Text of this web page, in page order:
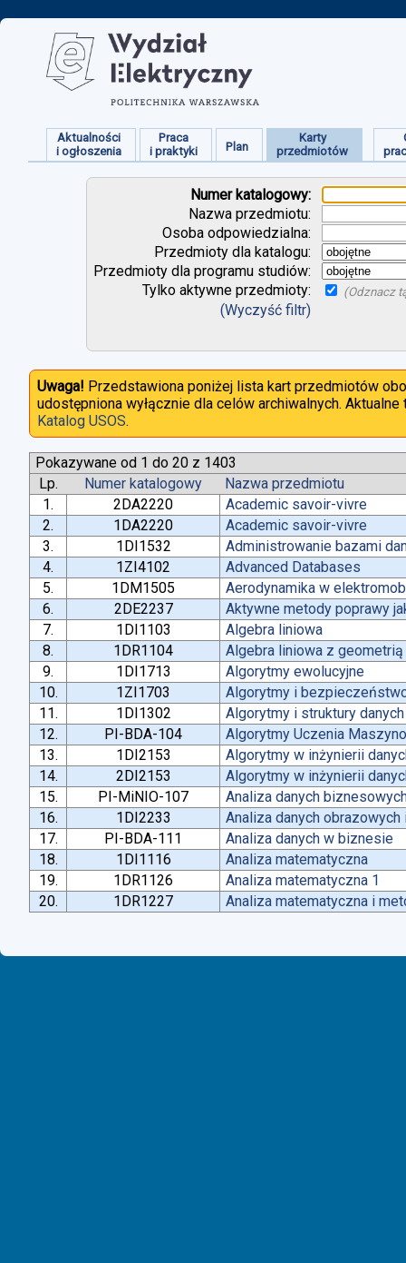
Aktualności
i ogłoszenia
Praca
i praktyki
Plan
Karty
przedmiotów
Numer katalogowy:
Nazwa przedmiotu:
Osoba odpowiedzialna:
Przedmioty dla katalogu:
Przedmioty dla programu studiów:
Tylko aktywne przedmioty:
(Odznacz
(Wyczyść filtr)
Uwaga! Przedstawiona poniżej lista kart przedmiotów
udostępniona wyłącznie dla celów archiwalnych.
Katalog USOS.
Pokazywane od 1 do 20 z 1403
Lp.
Numer katalogowy
Nazwa przedmiotu
1.
2DA2220
Academic savoir-vivre
2.
1DA2220
Academic savoir-vivre
3.
1DI1532
Administrowanie bazami
4.
1ZI4102
Advanced Databases
5.
1DM1505
Aerodynamika w
6.
2DE2237
Aktywne metody poprawy
7.
1DI1103
Algebra liniowa
8.
1DR1104
Algebra liniowa z geometrią
9.
1DI1713
Algorytmy ewolucyjne
10.
1ZI1703
Algorytmy i
11.
1DI1302
Algorytmy i struktury danych
12.
PI-BDA-104
Algorytmy Uczenia
13.
1DI2153
Algorytmy w inżynierii
14.
2DI2153
Algorytmy w inżynierii
15.
PI-MiNIO-107
Analiza danych
16.
1DI2233
Analiza danych
17.
PI-BDA-111
Analiza danych w biznesie
18.
1DI1116
Analiza matematyczna
19.
1DR1126
Analiza matematyczna 1
20.
1DR1227 Analiza matematyczna i